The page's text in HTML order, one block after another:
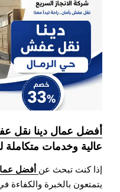
أفضل عمال دينا نقل
عالية وخدمات
إذا كنت تبحث عن أفضل
يتمتعون بالخبرة والكفاءة